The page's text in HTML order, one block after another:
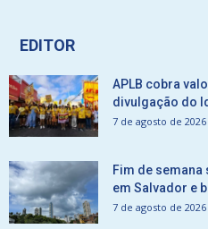
EDITOR
APLB cobra
divulgação do
7 de agosto de 2026
Fim de
em Salvador e
7 de agosto de 2026